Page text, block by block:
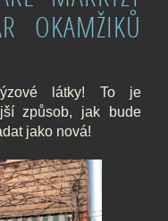
OKAMŽIKŮ
látky! To je
způsob, jak bude
jako nová!